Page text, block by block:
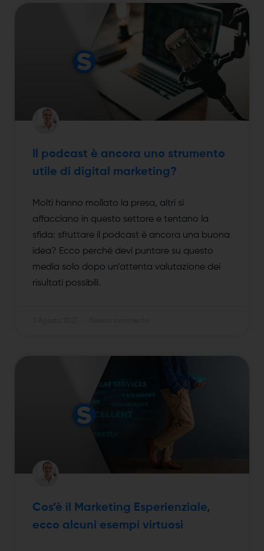
Il podcast è ancora uno strumento
utile di digital marketing?
Molti hanno mollato la presa, altri si
affacciano in questo settore e tentano la
sfida: sfruttare il podcast è ancora una buona
idea? Ecco perché devi puntare su questo
media solo dopo un’attenta valutazione dei
risultati possibili.
Cos’è il Marketing Esperienziale,
ecco alcuni esempi virtuosi